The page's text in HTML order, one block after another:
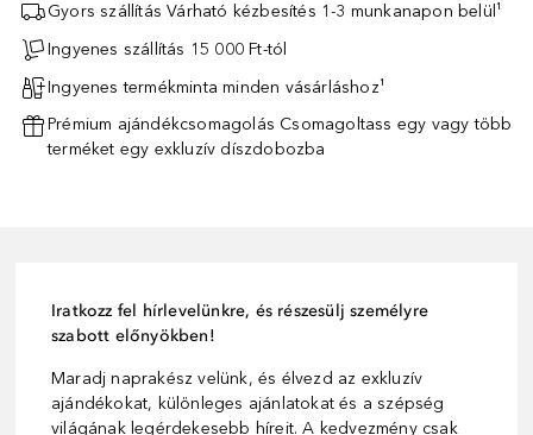
Gyors szállítás Várható kézbesítés 1-3 munkanapon belül¹
Ingyenes szállítás 15 000 Ft-tól
Ingyenes termékminta minden vásárláshoz¹
Prémium ajándékcsomagolás Csomagoltass egy vagy több
terméket egy exkluzív díszdobozba
Iratkozz fel hírlevelünkre, és részesülj személyre
szabott előnyökben!
Maradj naprakész velünk, és élvezd az exkluzív
ajándékokat, különleges ajánlatokat és a szépség
világának legérdekesebb híreit. A kedvezmény csak